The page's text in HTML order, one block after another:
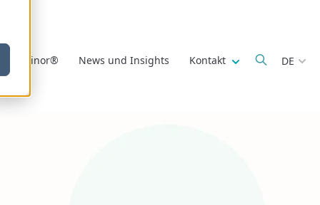
Deminor® News und Insights Kontakt Show submenu
DE